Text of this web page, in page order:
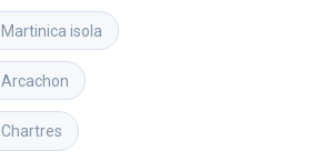
Martinica isola
Arcachon
Chartres